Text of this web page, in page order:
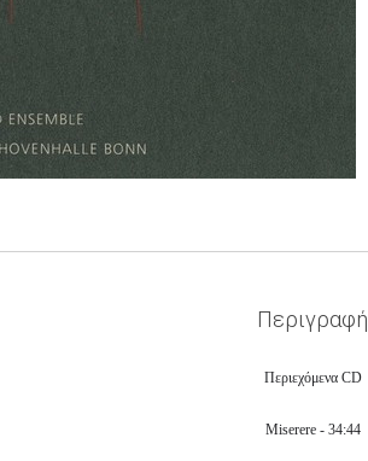
Περιγραφή
Περιεχόμενα CD
Miserere - 34:44